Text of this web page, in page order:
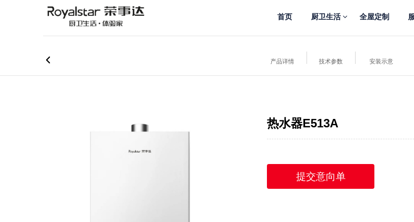
首页 厨卫生活 全屋定制
产品详情 技术参数 安装示意
热水器E513A
提交意向单